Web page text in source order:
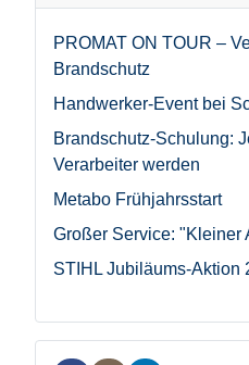
PROMAT ON TOUR –
Brandschutz
Handwerker-Event bei
Brandschutz-Schulung:
Verarbeiter werden
Metabo Frühjahrsstart
Großer Service: "Kleiner
STIHL Jubiläums-Aktion